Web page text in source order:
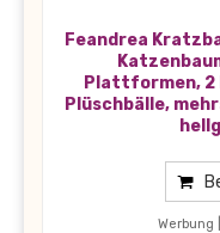
Feandrea
Plattformen, 2
Plüschbälle,
Werbung